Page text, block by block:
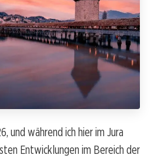
und während ich hier im Jura
Entwicklungen im Bereich der